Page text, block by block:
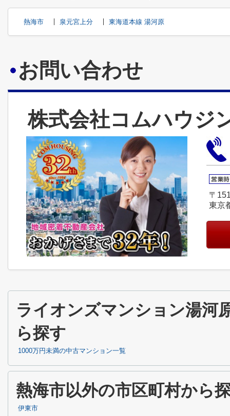
熱海市 泉元宮上分 東海道本線 湯河原
お問い合わせ
株式会社コムハウジ
〒
東京
ライオンズマンション湯河
ら探す
1000万円未満の中古マンション一覧
熱海市以外の市区町村から
伊東市